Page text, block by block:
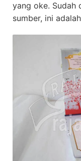
yang oke. Sudah
sumber, ini